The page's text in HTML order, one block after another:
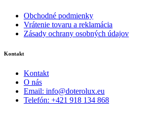
Obchodné podmienky
Vrátenie tovaru a reklamácia
Zásady ochrany osobných údajov
Kontakt
Kontakt
O nás
Email: info@doterolux.eu
Telefón: +421 918 134 868